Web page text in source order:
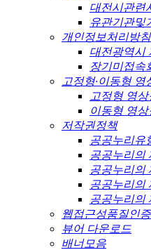
대전시관련
유관기관및
개인정보처리방침
대전광역시
장기미접속
고정형·이동형
고정형 영
이동형 영
저작권정책
공공누리유
공공누리의
공공누리의
공공누리의
공공누리의
웹접근성품질인증
뷰어 다운로드
배너모음